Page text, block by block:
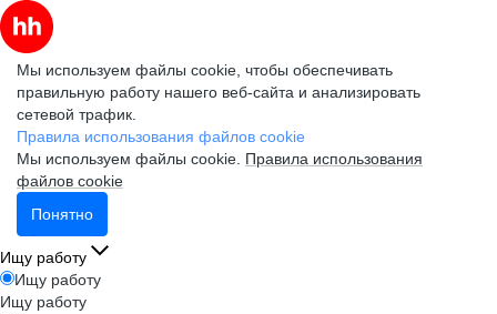
Мы используем файлы cookie, чтобы обеспечивать
правильную работу нашего веб-сайта и анализировать
сетевой трафик.
Правила использования файлов cookie
Мы используем файлы cookie. Правила использования
файлов cookie
Понятно
Ищу работу
Ищу работу
Ищу работу